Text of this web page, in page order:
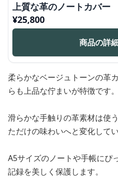
上質な革のノートカバー
¥25,800
商品の詳
柔らかなベージュトーンの革
らも上品な佇まいが特徴です。
滑らかな手触りの革素材は使
ただけの味わいへと変化してい
A5サイズのノートや手帳にぴ
記録を美しく保護します。